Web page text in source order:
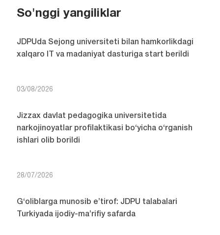
So'nggi yangiliklar
JDPUda Sejong universiteti bilan hamkorlikdagi
xalqaro IT va madaniyat dasturiga start berildi
03/08/2026
Jizzax davlat pedagogika universitetida
narkojinoyatlar profilaktikasi bo‘yicha o‘rganish
ishlari olib borildi
28/07/2026
G‘oliblarga munosib e’tirof: JDPU talabalari
Turkiyada ijodiy-ma’rifiy safarda